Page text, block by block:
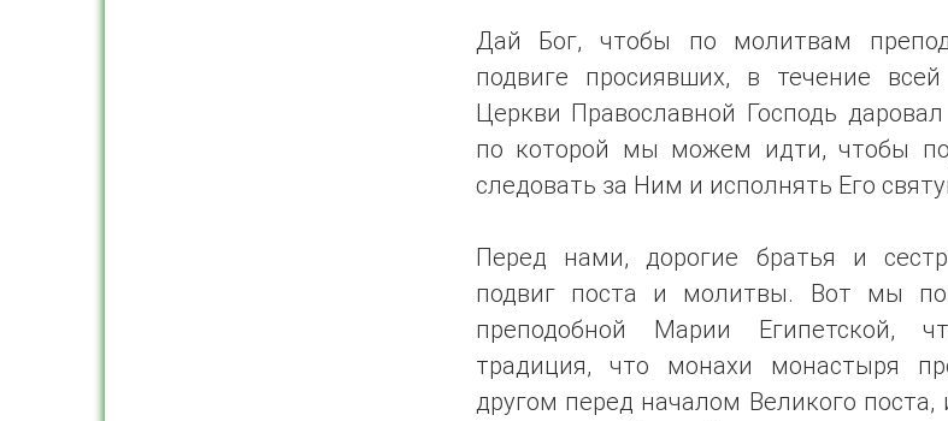
Дай Бог, чтобы по молитвам
подвиге просиявших, в течение
Церкви Православной Господь
по которой мы можем идти, чтобы
следовать за Ним и исполнять Его
Перед нами, дорогие братья и
подвиг поста и молитвы. Вот мы
преподобной Марии Египетской,
традиция, что монахи монастыря
другом перед началом Великого